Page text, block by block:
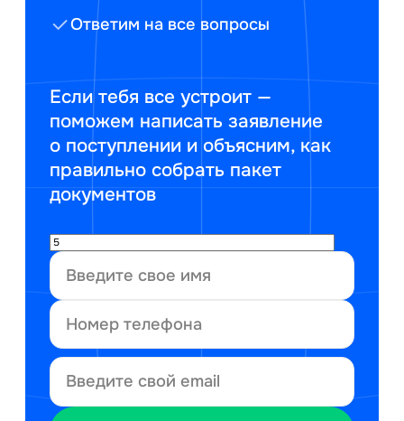
Ответим на все вопросы
Если тебя все устроит —
поможем написать заявление
о поступлении и объясним, как
правильно собрать пакет
документов